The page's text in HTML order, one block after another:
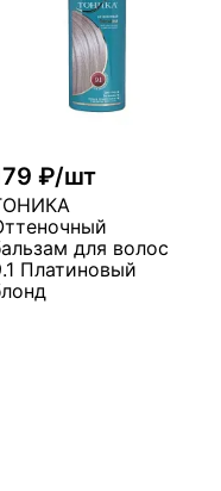
₽/шт
для волос
Платиновый